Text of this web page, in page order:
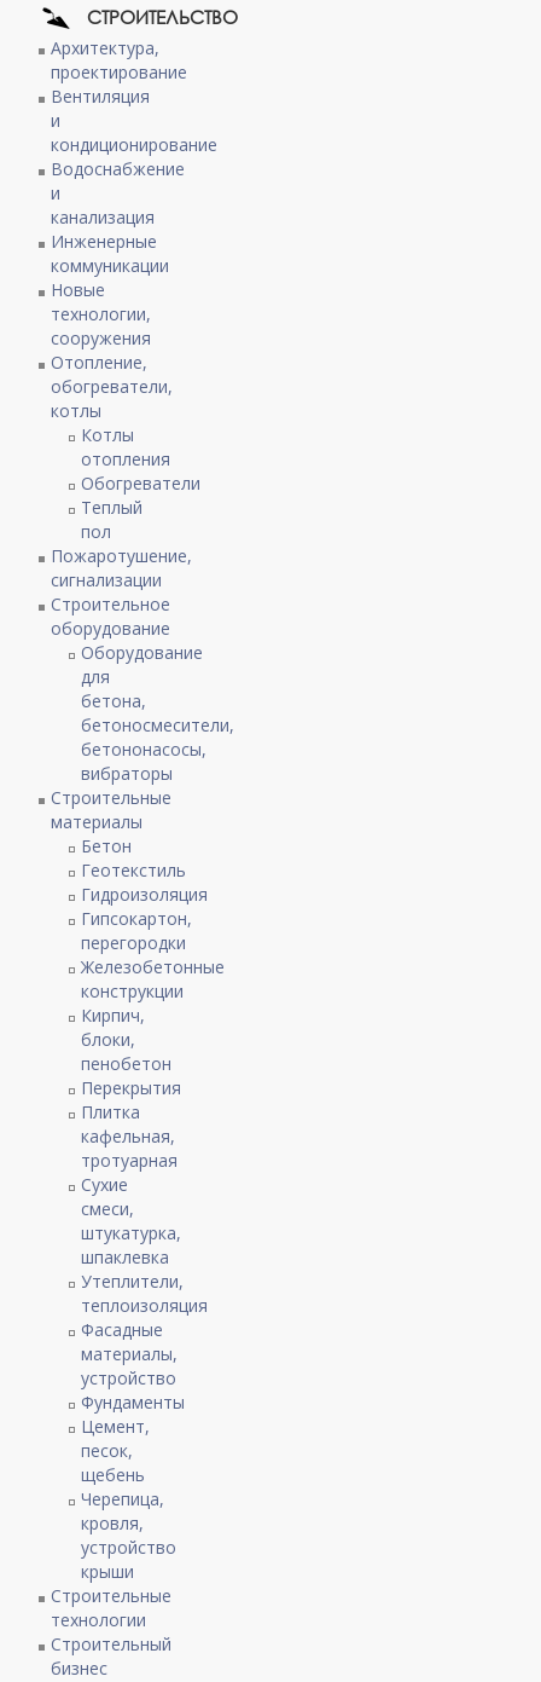
СТРОИТЕЛЬСТВО
Архитектура,
проектирование
Вентиляция
и
кондиционирование
Водоснабжение
и
канализация
Инженерные
коммуникации
Новые
технологии,
сооружения
Отопление,
обогреватели,
котлы
Котлы
отопления
Обогреватели
Теплый
пол
Пожаротушение,
сигнализации
Строительное
оборудование
Оборудование
для
бетона,
бетоносмесители,
бетононасосы,
вибраторы
Строительные
материалы
Бетон
Геотекстиль
Гидроизоляция
Гипсокартон,
перегородки
Железобетонные
конструкции
Кирпич,
блоки,
пенобетон
Перекрытия
Плитка
кафельная,
тротуарная
Сухие
смеси,
штукатурка,
шпаклевка
Утеплители,
теплоизоляция
Фасадные
материалы,
устройство
Фундаменты
Цемент,
песок,
щебень
Черепица,
кровля,
устройство
крыши
Строительные
технологии
Строительный
бизнес